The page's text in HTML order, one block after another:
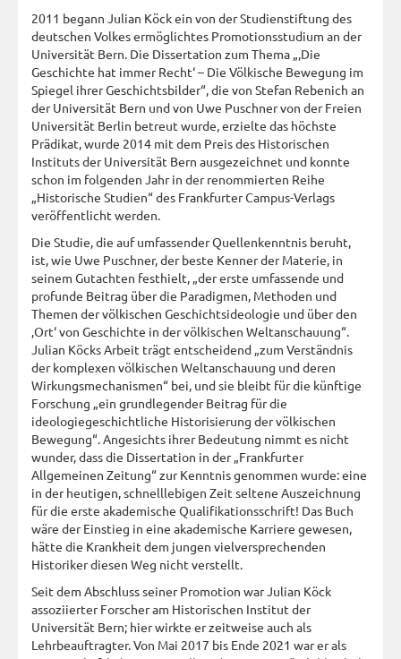
2011 begann Julian Köck ein von der Studienstiftung des
deutschen Volkes ermöglichtes Promotionsstudium an der
Universität Bern. Die Dissertation zum Thema „,Die
Geschichte hat immer Recht‘ – Die Völkische Bewegung im
Spiegel ihrer Geschichtsbilder“, die von Stefan Rebenich an
der Universität Bern und von Uwe Puschner von der Freien
Universität Berlin betreut wurde, erzielte das höchste
Prädikat, wurde 2014 mit dem Preis des Historischen
Instituts der Universität Bern ausgezeichnet und konnte
schon im folgenden Jahr in der renommierten Reihe
„Historische Studien“ des Frankfurter Campus-Verlags
veröffentlicht werden.
Die Studie, die auf umfassender Quellenkenntnis beruht,
ist, wie Uwe Puschner, der beste Kenner der Materie, in
seinem Gutachten festhielt, „der erste umfassende und
profunde Beitrag über die Paradigmen, Methoden und
Themen der völkischen Geschichtsideologie und über den
‚Ort‘ von Geschichte in der völkischen Weltanschauung“.
Julian Köcks Arbeit trägt entscheidend „zum Verständnis
der komplexen völkischen Weltanschauung und deren
Wirkungsmechanismen“ bei, und sie bleibt für die künftige
Forschung „ein grundlegender Beitrag für die
ideologiegeschichtliche Historisierung der völkischen
Bewegung“. Angesichts ihrer Bedeutung nimmt es nicht
wunder, dass die Dissertation in der „Frankfurter
Allgemeinen Zeitung“ zur Kenntnis genommen wurde: eine
in der heutigen, schnelllebigen Zeit seltene Auszeichnung
für die erste akademische Qualifikationsschrift! Das Buch
wäre der Einstieg in eine akademische Karriere gewesen,
hätte die Krankheit dem jungen vielversprechenden
Historiker diesen Weg nicht verstellt.
Seit dem Abschluss seiner Promotion war Julian Köck
assoziierter Forscher am Historischen Institut der
Universität Bern; hier wirkte er zeitweise auch als
Lehrbeauftragter. Von Mai 2017 bis Ende 2021 war er als